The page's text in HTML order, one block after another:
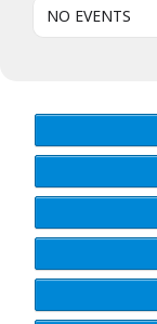
NO EVENTS